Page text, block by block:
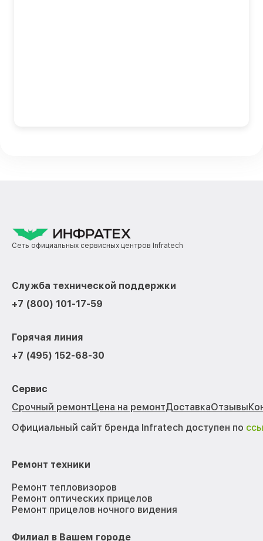
Сеть официальных сервисных центров Infratech
Служба технической поддержки
+7 (800) 101-17-59
Горячая линия
+7 (495) 152-68-30
Сервис
Срочный ремонтЦена на ремонтДоставкаОтзывы
Официальный сайт бренда Infratech доступен по
Ремонт техники
Ремонт тепловизоров
Ремонт оптических прицелов
Ремонт прицелов ночного видения
Филиал в Вашем городе